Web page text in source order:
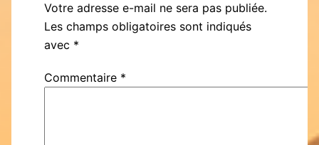
Votre adresse e-mail ne sera pas publiée.
Les champs obligatoires sont indiqués
avec *
Commentaire *